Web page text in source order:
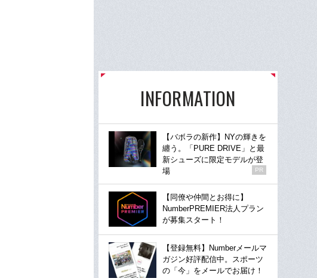
INFORMATION
【バボラの新作】NYの輝きを
纏う。「PURE DRIVE」と最
新シューズに限定モデルが登
場
PR
【同僚や仲間とお得に】
NumberPREMIER法人プラン
が募集スタート！
【登録無料】Numberメールマ
ガジン好評配信中。スポーツ
の「今」をメールでお届け！